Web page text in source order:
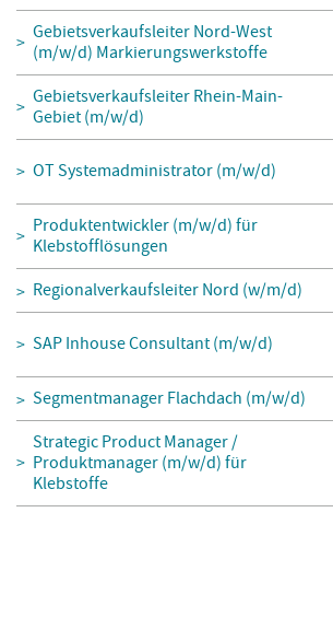
Gebietsverkaufsleiter Nord-West
(m/w/d) Markierungswerkstoffe
Gebietsverkaufsleiter Rhein-Main-
Gebiet (m/w/d)
OT Systemadministrator (m/w/d)
Produktentwickler (m/w/d) für
Klebstofflösungen
Regionalverkaufsleiter Nord (w/m/d)
SAP Inhouse Consultant (m/w/d)
Segmentmanager Flachdach (m/w/d)
Strategic Product Manager /
Produktmanager (m/w/d) für
Klebstoffe